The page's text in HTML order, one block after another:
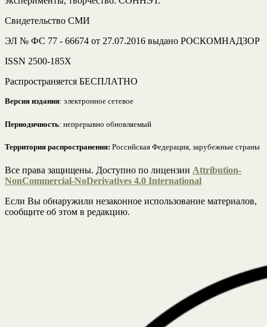
Свидетельство СМИ
ЭЛ № ФС 77 - 66674 от 27.07.2016 выдано РОСКОМНАДЗОР
ISSN 2500-185Х
Распространяется БЕСПЛАТНО
Версия издания: электронное сетевое
Периодичность: непрерывно обновляемый
Территория распространения: Российская Федерация, зарубежные страны
Все права защищены. Доступно по лицензии Attribution-
NonCommercial-NoDerivatives 4.0 International
Если Вы обнаружили незаконное использование материалов,
сообщите об этом в редакцию.